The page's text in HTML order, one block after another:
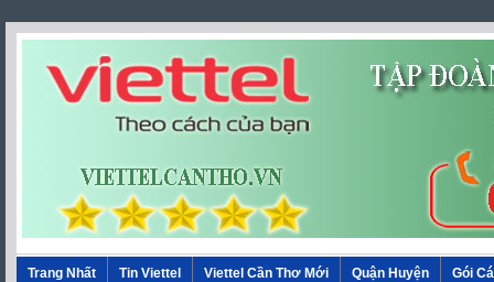
Trang Nhất Tin Viettel Viettel Cần Thơ Mới Quận Huyện Gói